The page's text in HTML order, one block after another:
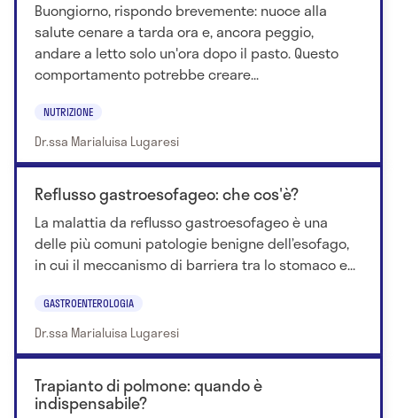
Buongiorno, rispondo brevemente: nuoce alla
salute cenare a tarda ora e, ancora peggio,
andare a letto solo un'ora dopo il pasto. Questo
comportamento potrebbe creare...
NUTRIZIONE
Dr.ssa Marialuisa Lugaresi
Reflusso gastroesofageo: che cos'è?
La malattia da reflusso gastroesofageo è una
delle più comuni patologie benigne dell’esofago,
in cui il meccanismo di barriera tra lo stomaco e...
GASTROENTEROLOGIA
Dr.ssa Marialuisa Lugaresi
Trapianto di polmone: quando è
indispensabile?